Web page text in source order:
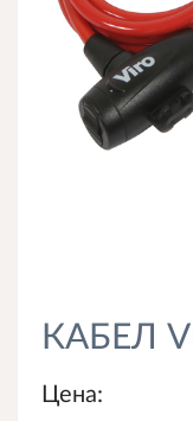
КАБЕЛ
Цена: